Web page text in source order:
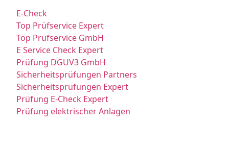
E-Check
Top Prüfservice Expert
Top Prüfservice GmbH
E Service Check Expert
Prüfung DGUV3 GmbH
Sicherheitsprüfungen Partners
Sicherheitsprüfungen Expert
Prüfung E-Check Expert
Prüfung elektrischer Anlagen